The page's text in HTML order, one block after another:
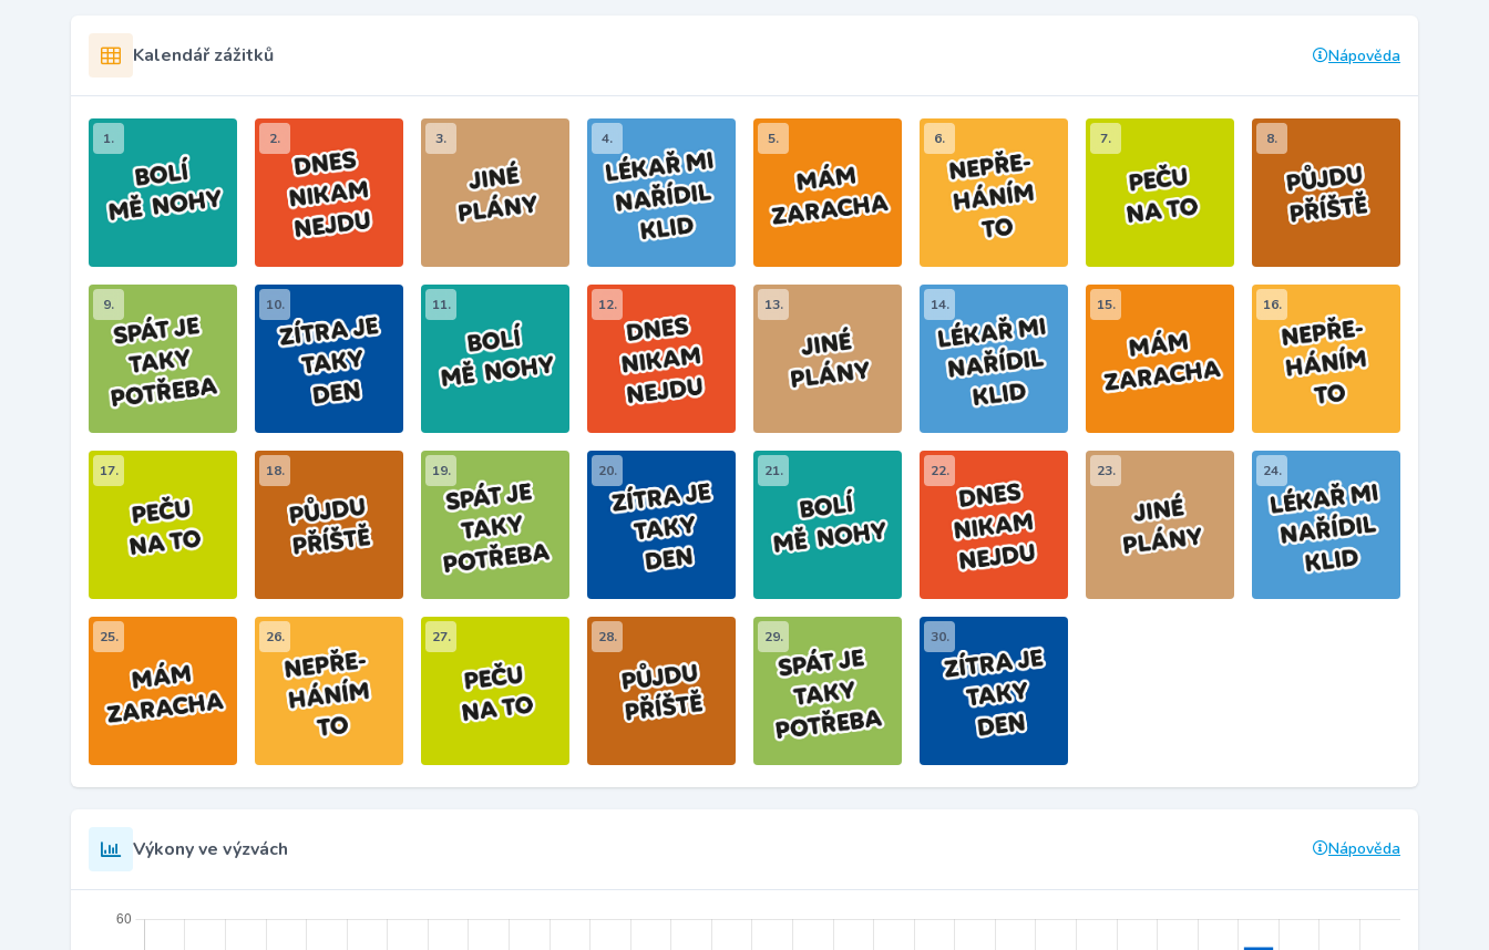
Kalendář zážitků Nápověda
1. 2. 3. 4. 5. 6. 7. 8.
9. 10. 11. 12. 13. 14. 15. 16.
17. 18. 19. 20. 21. 22. 23. 24.
25. 26. 27. 28. 29. 30.
Výkony ve výzvách Nápověda